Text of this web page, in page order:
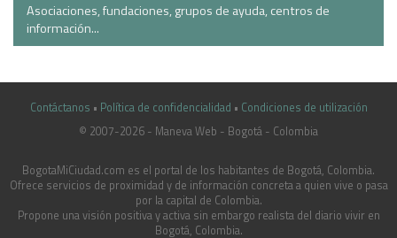
Asociaciones, fundaciones, grupos de ayuda, centros de
información...
Contáctanos • Política de confidencialidad • Condiciones de utilización
© 2007-2026 - Maneva Web - Bogotá - Colombia
casinoluck.ca
BogotaMiCiudad.com es el portal de los habitantes de Bogotá, Colombia.
Ofrece servicios de proximidad y de información concreta a quien vive o pasa
por la capital de Colombia.
Propone una visión positiva y activa sin embargo realista del diario vivir en
Bogotá, Colombia.